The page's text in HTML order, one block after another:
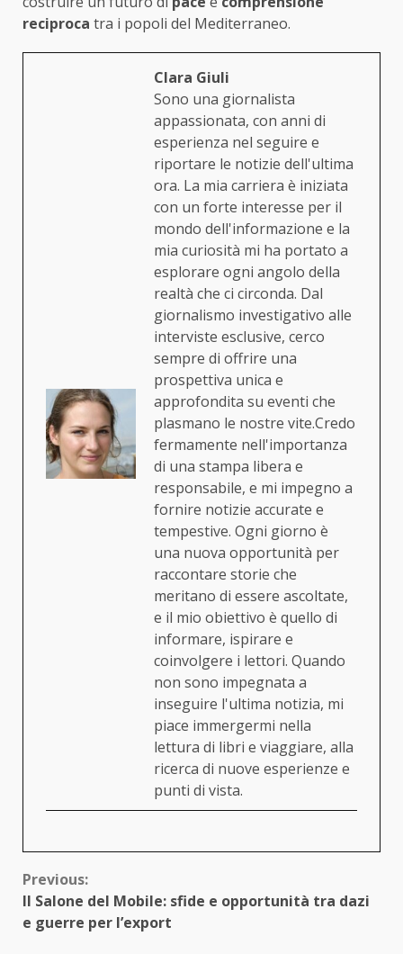
reciproca tra i popoli del Mediterraneo.
Clara Giuli
Sono una giornalista
appassionata, con anni di
esperienza nel seguire e
riportare le notizie dell'ultima
ora. La mia carriera è iniziata
con un forte interesse per il
mondo dell'informazione e la
mia curiosità mi ha portato a
esplorare ogni angolo della
realtà che ci circonda. Dal
giornalismo investigativo alle
interviste esclusive, cerco
sempre di offrire una
prospettiva unica e
approfondita su eventi che
plasmano le nostre vite.Credo
fermamente nell'importanza
di una stampa libera e
responsabile, e mi impegno a
fornire notizie accurate e
tempestive. Ogni giorno è
una nuova opportunità per
raccontare storie che
meritano di essere ascoltate,
e il mio obiettivo è quello di
informare, ispirare e
coinvolgere i lettori. Quando
non sono impegnata a
inseguire l'ultima notizia, mi
piace immergermi nella
lettura di libri e viaggiare, alla
ricerca di nuove esperienze e
punti di vista.
Continue
Reading
Previous:
Il Salone del Mobile: sfide e opportunità tra dazi
e guerre per l’export